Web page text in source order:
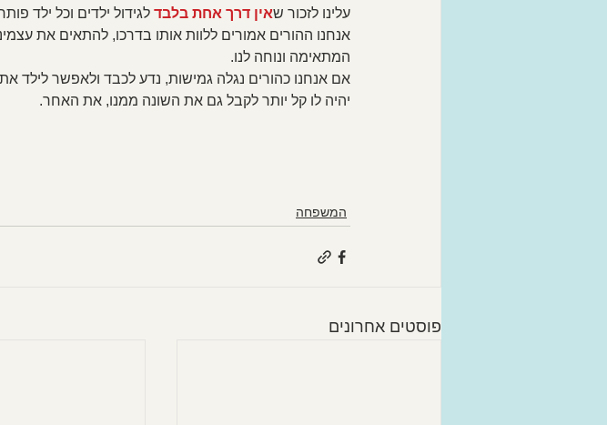
עלינו לזכור שאין דרך אחת בלבד לגידול ילדים וכל ילד
אנחנו ההורים אמורים ללוות אותו בדרכו, להתאים את
המתאימה ונוחה לנו.
אם אנחנו כהורים נגלה גמישות, נדע לכבד ולאפשר לילד
יהיה לו קל יותר לקבל גם את השונה ממנו, את האחר.
המשפחה
פוסטים אחרונים